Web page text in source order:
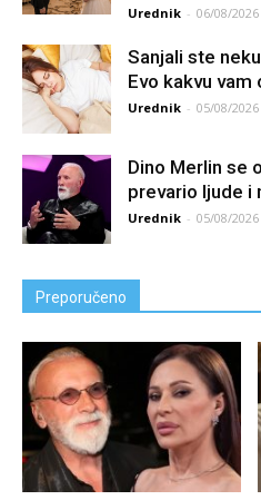
Urednik - 06/08/2026
Sanjali ste
Evo kakvu vam
Urednik - 05/08/2026
Dino Merlin se
prevario ljude i
Urednik - 05/08/2026
Preporučeno